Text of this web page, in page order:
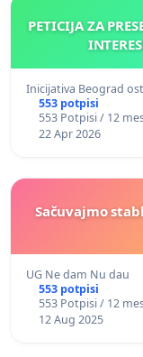
PETICIJA ZA
Inicijativa Beograd
553 potpisi
553 Potpisi / 12
22 Apr 2026
Sačuvajmo
UG Ne dam Nu dau
553 potpisi
553 Potpisi / 12
12 Aug 2025